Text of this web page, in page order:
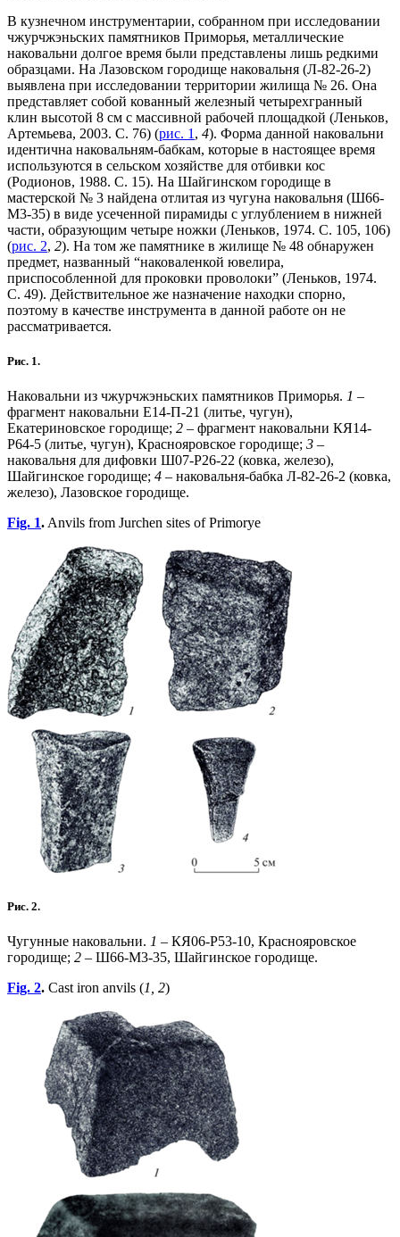
В кузнечном инструментарии, собранном при исследовании
чжурчжэньских памятников Приморья, металлические
наковальни долгое время были представлены лишь редкими
образцами. На Лазовском городище наковальня (Л-82-26-2)
выявлена при исследовании территории жилища № 26. Она
представляет собой кованный железный четырехгранный
клин высотой 8 см с массивной рабочей площадкой (Леньков,
Артемьева, 2003. С. 76) (рис. 1 , 4). Форма данной наковальни
идентична наковальням-бабкам, которые в настоящее время
используются в сельском хозяйстве для отбивки кос
(Родионов, 1988. С. 15). На Шайгинском городище в
мастерской № 3 найдена отлитая из чугуна наковальня (Ш66-
М3-35) в виде усеченной пирамиды с углублением в нижней
части, образующим четыре ножки (Леньков, 1974. С. 105, 106)
(рис. 2, 2). На том же памятнике в жилище № 48 обнаружен
предмет, названный “наковаленкой ювелира,
приспособленной для проковки проволоки” (Леньков, 1974.
С. 49). Действительное же назначение находки спорно,
поэтому в качестве инструмента в данной работе он не
рассматривается.
Рис. 1.
Наковальни из чжурчжэньских памятников Приморья. 1 –
фрагмент наковальни Е14-П-21 (литье, чугун),
Екатериновское городище; 2 – фрагмент наковальни КЯ14-
Р64-5 (литье, чугун), Краснояровское городище; 3 –
наковальня для дифовки Ш07-Р26-22 (ковка, железо),
Шайгинское городище; 4 – наковальня-бабка Л-82-26-2 (ковка,
железо), Лазовское городище.
Fig. 1.Anvils from Jurchen sites of Primorye
Рис. 2.
Чугунные наковальни. 1 – КЯ06-Р53-10, Краснояровское
городище; 2 – Ш66-М3-35, Шайгинское городище.
Fig. 2. Cast iron anvils (1, 2)